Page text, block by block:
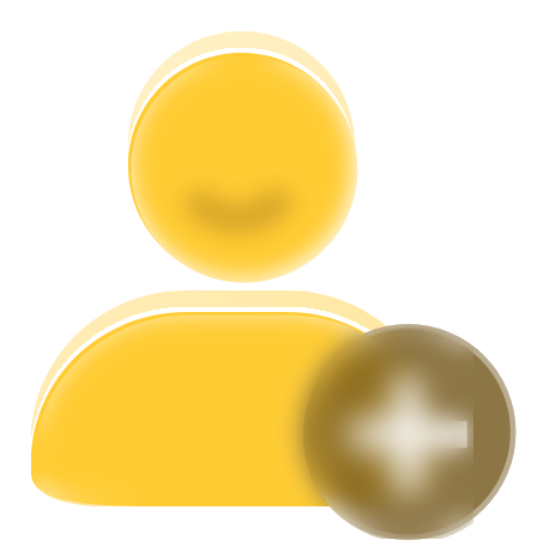
Hướng dẫn giao dịch Spot
Chiến lược giao dịch
Học cách duy trì lợi nhuận